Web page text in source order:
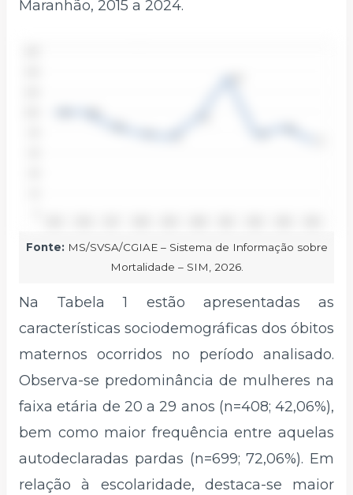
Maranhão, 2015 a 2024.
Fonte: MS/SVSA/CGIAE – Sistema de Informação sobre
Mortalidade – SIM, 2026.
Na Tabela 1 estão apresentadas as
características sociodemográficas dos óbitos
maternos ocorridos no período analisado.
Observa-se predominância de mulheres na
faixa etária de 20 a 29 anos (n=408; 42,06%),
bem como maior frequência entre aquelas
autodeclaradas pardas (n=699; 72,06%). Em
relação à escolaridade, destaca-se maior